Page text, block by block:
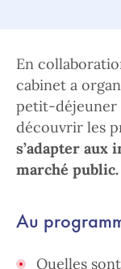
En
cabinet a
petit-déjeuner
découvrir les
s’adapter aux
marché public.
Au
Quelles